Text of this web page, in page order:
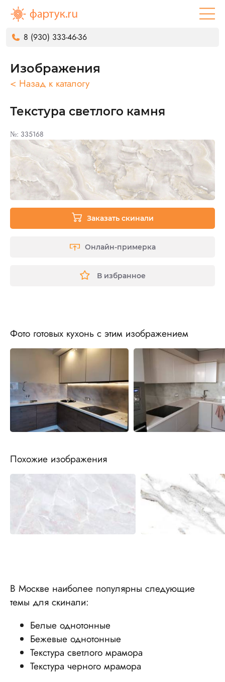
8 (930) 333-46-36
Изображения
< Назад к каталогу
Текстура светлого камня
№: 335168
Заказать скинали
Онлайн-примерка
В избранное
Фото готовых кухонь с этим изображением
Похожие изображения
В Москве наиболее популярны следующие
темы для скинали:
Белые однотонные
Бежевые однотонные
Текстура светлого мрамора
Текстура черного мрамора